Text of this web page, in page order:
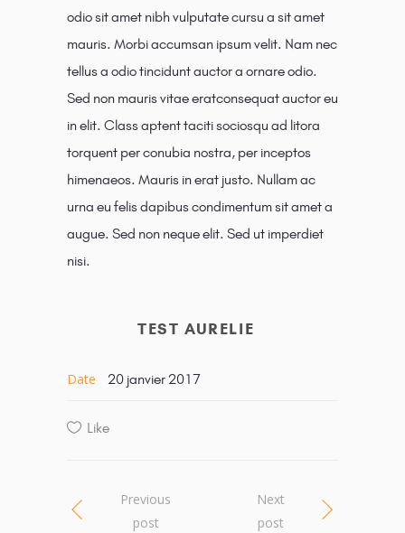
odio sit amet nibh vulputate cursu a sit amet
mauris. Morbi accumsan ipsum velit. Nam nec
tellus a odio tincidunt auctor a ornare odio.
Sed non mauris vitae eratconsequat auctor eu
in elit. Class aptent taciti sociosqu ad litora
torquent per conubia nostra, per inceptos
himenaeos. Mauris in erat justo. Nullam ac
urna eu felis dapibus condimentum sit amet a
augue. Sed non neque elit. Sed ut imperdiet
nisi.
TEST AURELIE
Date 20 janvier 2017
Like
Previous
post
Next
post